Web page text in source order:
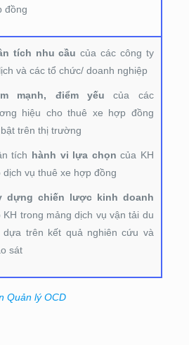
đồng
tích nhu cầu của các công ty
và các tổ chức/ doanh nghiệp
mạnh, điểm yếu của các
hiệu cho thuê xe hợp đồng
trên thị trường
tích hành vi lựa chọn của KH
dịch vụ thuê xe hợp đồng
dựng chiến lược kinh doanh
KH trong mảng dịch vụ vận tải du
dựa trên kết quả nghiên cứu và
sát
Quản lý OCD